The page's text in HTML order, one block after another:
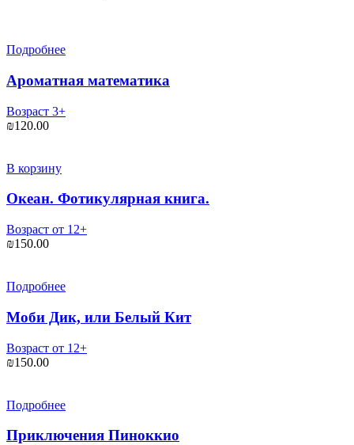
Подробнее
Ароматная математика
Возраст 3+
₪120.00
В корзину
Океан. Фотикулярная книга.
Возраст от 12+
₪150.00
Подробнее
Моби Дик, или Белый Кит
Возраст от 12+
₪150.00
Подробнее
Приключения Пиноккио